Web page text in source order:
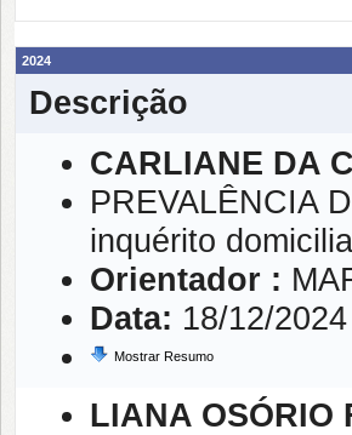
2024
Descrição
CARLIANE DA
PREVALÊNCIA
inquérito
Orientador :
Data: 18/12/2024
Mostrar Resumo
LIANA OSÓRIO